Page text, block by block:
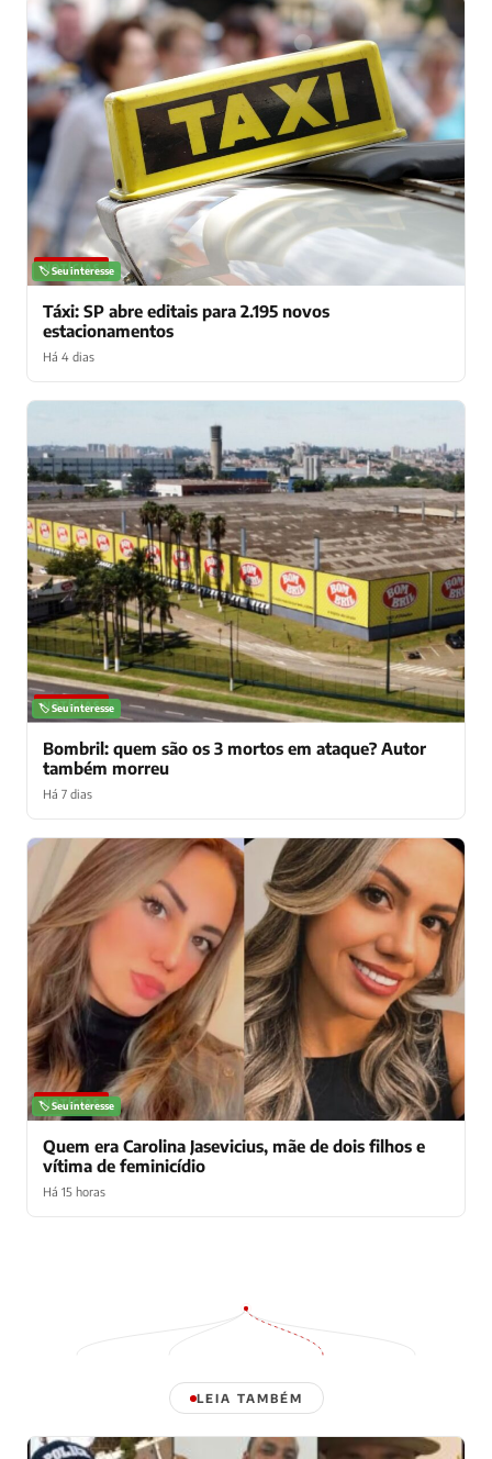
NOTÍCIAS
🏷️ Seu interesse
Táxi: SP abre editais para 2.195 novos
estacionamentos
Há 4 dias
NOTÍCIAS
🏷️ Seu interesse
Bombril: quem são os 3 mortos em ataque? Autor
também morreu
Há 7 dias
NOTÍCIAS
🏷️ Seu interesse
Quem era Carolina Jasevicius, mãe de dois filhos e
vítima de feminicídio
Há 15 horas
LEIA TAMBÉM